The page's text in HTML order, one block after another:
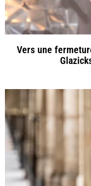
Vers une